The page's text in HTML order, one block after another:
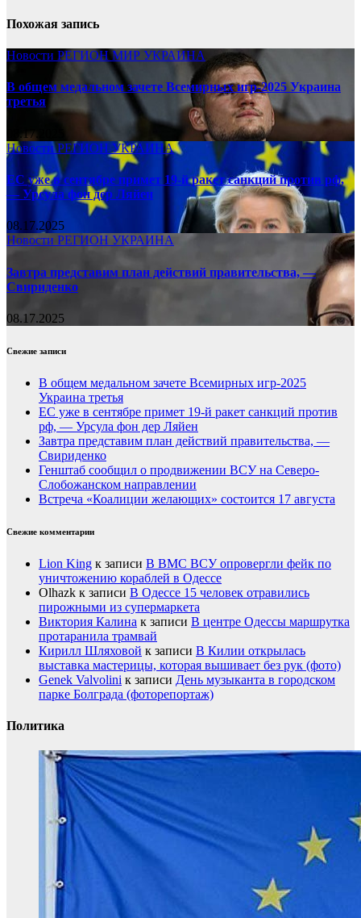
Похожая запись
Новости РЕГИОНМИР УКРАИНА
В общем медальном зачете Всемирных игр-2025 Украина
третья
08.17.2025
НовостиРЕГИОНУКРАИНА
ЕС уже в сентябре примет 19-й ракет санкций против рф,
— Урсула фон дер Ляйен
08.17.2025
Новости РЕГИОН УКРАИНА
Завтра представим план действий правительства, —
Свириденко
08.17.2025
Свежие записи
В общем медальном зачете Всемирных игр-2025
Украина третья
ЕС уже в сентябре примет 19-й ракет санкций против
рф, — Урсула фон дер Ляйен
Завтра представим план действий правительства, —
Свириденко
Генштаб сообщил о продвижении ВСУ на Северо-
Слобожанском направлении
Встреча «Коалиции желающих» состоится 17 августа
Свежие комментарии
Lion King к записи В ВМС ВСУ опровергли фейк по
уничтожению кораблей в Одессе
Olhazk к записи В Одессе 15 человек отравились
пирожными из супермаркета
Виктория Калина к записи В центре Одессы маршрутка
протаранила трамвай
Кирилл Шляховой к записи В Килии открылась
выставка мастерицы, которая вышивает без рук (фото)
Genek Valvolini к записи День музыканта в городском
парке Болграда (фоторепортаж)
Политика